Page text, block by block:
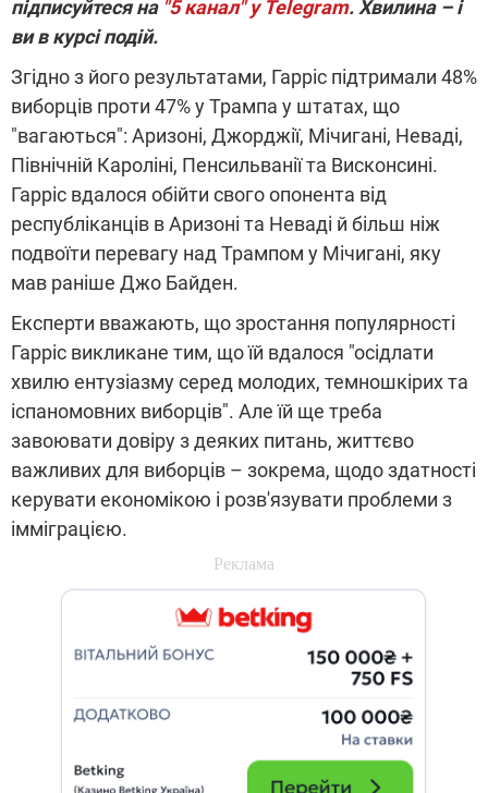
підписуйтеся на "5 канал" у Telegram. Хвилина – і
ви в курсі подій.
Згідно з його результатами, Гарріс підтримали 48%
виборців проти 47% у Трампа у штатах, що
"вагаються": Аризоні, Джорджії, Мічигані, Неваді,
Північній Кароліні, Пенсильванії та Висконсині.
Гарріс вдалося обійти свого опонента від
республіканців в Аризоні та Неваді й більш ніж
подвоїти перевагу над Трампом у Мічигані, яку
мав раніше Джо Байден.
Експерти вважають, що зростання популярності
Гарріс викликане тим, що їй вдалося "осідлати
хвилю ентузіазму серед молодих, темношкірих та
іспаномовних виборців". Але їй ще треба
завоювати довіру з деяких питань, життєво
важливих для виборців – зокрема, щодо здатності
керувати економікою і розв'язувати проблеми з
імміграцією.